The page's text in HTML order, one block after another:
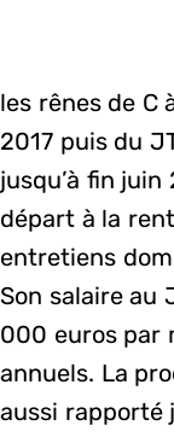
les rênes de C
2017 puis du
jusqu’à fin
départ à la
entretiens
Son salaire au
000 euros par
annuels. La
aussi rapporté